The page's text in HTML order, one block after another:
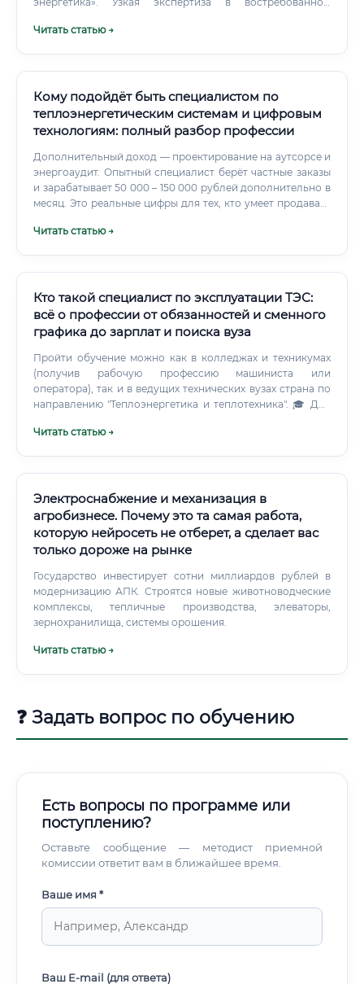
доход.
Читать статью →
Кому подойдёт быть специалистом по
теплоэнергетическим системам и цифровым
технологиям: полный разбор профессии
Дополнительный доход — проектирование на аутсорсе и
энергоаудит. Опытный специалист берёт частные заказы
и зарабатывает 50 000 – 150 000 рублей дополнительно в
месяц. Это реальные цифры для тех, кто умеет продавать
Читать статью →
Кто такой специалист по эксплуатации ТЭС:
всё о профессии от обязанностей и сменного
графика до зарплат и поиска вуза
Пройти обучение можно как в колледжах и техникумах
(получив рабочую профессию машиниста или
оператора), так и в ведущих технических вузах страна по
направлению "Теплоэнергетика и теплотехника". 🎓 Для
должностей (начиная от машиниста блока и выше)
Читать статью →
Электроснабжение и механизация в
агробизнесе. Почему это та самая работа,
которую нейросеть не отберет, а сделает вас
только дороже на рынке
Государство инвестирует сотни миллиардов рублей в
модернизацию АПК. Строятся новые животноводческие
комплексы, тепличные производства, элеваторы,
зернохранилища, системы орошения.
Читать статью →
❓ Задать вопрос по обучению
Есть вопросы по программе или
поступлению?
Оставьте сообщение — методист приемной
комиссии ответит вам в ближайшее время.
Ваше имя *
Ваш E-mail (для ответа)